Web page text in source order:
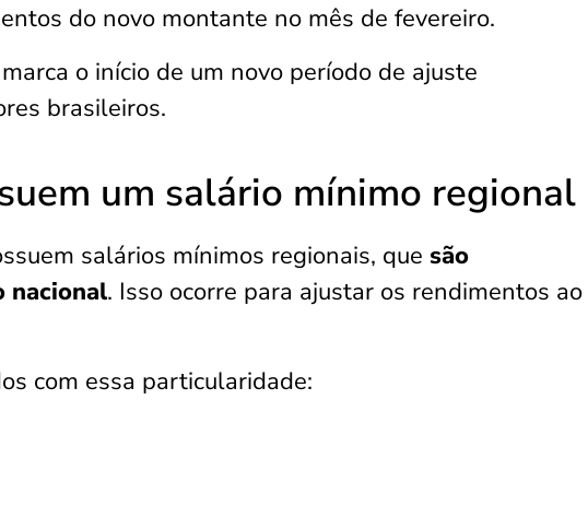
do novo montante no mês de fevereiro.
o início de um novo período de ajuste
brasileiros.
um salário mínimo regional
salários mínimos regionais, que são
nacional. Isso ocorre para ajustar os rendimentos ao
com essa particularidade: